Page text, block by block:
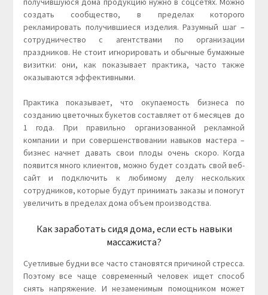
создать сообщество, в пределах которого
рекламировать получившиеся изделия. Разумный шаг –
сотрудничество с агентствами по организации
праздников. Не стоит игнорировать и обычные бумажные
визитки: они, как показывает практика, часто также
оказываются эффективными.
Практика показывает, что окупаемость бизнеса по
созданию цветочных букетов составляет от 6 месяцев до
1 года. При правильно организованной рекламной
компании и при совершенствовании навыков мастера –
бизнес начнет давать свои плоды очень скоро. Когда
появится много клиентов, можно будет создать свой веб-
сайт и подключить к любимому делу нескольких
сотрудников, которые будут принимать заказы и помогут
увеличить в пределах дома объем производства.
Как заработать сидя дома, если есть навыки
массажиста?
Суетливые будни все часто становятся причиной стресса.
Поэтому все чаще современный человек ищет способ
снять напряжение. И незаменимым помощником может